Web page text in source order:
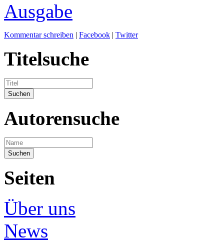
Ausgabe
Kommentar schreiben | Facebook | Twitter
Titelsuche
Autorensuche
Seiten
Über uns
News